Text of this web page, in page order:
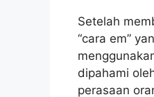
Setelah
“cara em”
dipahami
perasaan